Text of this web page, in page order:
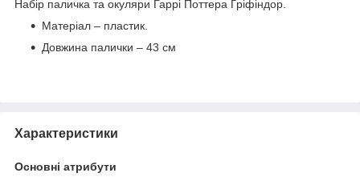
Набір паличка та окуляри Гаррі Поттера Ґріфіндор.
Матеріал – пластик.
Довжина палички – 43 см
Характеристики
Основні атрибути